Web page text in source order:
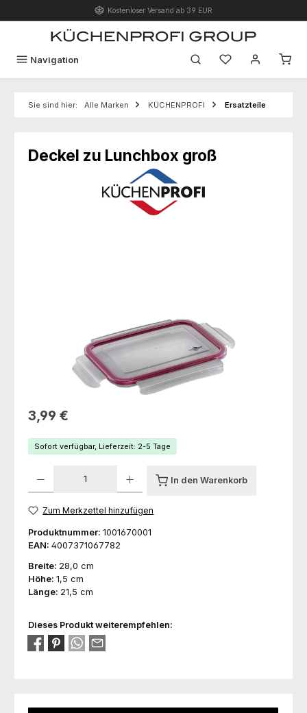
Zum Hauptinhalt springenKostenloser Versand ab 39 EUR
Navigation Du hast 0
Sie sind hier: Alle Marken KÜCHENPROFI Ersatzteile
Deckel zu Lunchbox groß
Regulärer Preis:
3,99 €
Sofort verfügbar, Lieferzeit: 2-5 Tage
In den Warenkorb
Zum Merkzettel hinzufügen
Produktnummer: 1001670001
EAN: 4007371067782
Breite: 28,0 cm
Höhe: 1,5 cm
Länge: 21,5 cm
Dieses Produkt weiterempfehlen: